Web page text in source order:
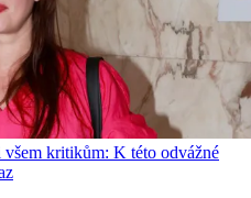
kritikům: K této odvážné